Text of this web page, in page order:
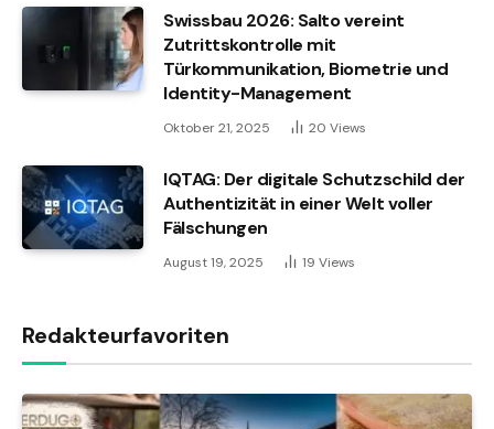
Swissbau 2026: Salto vereint
Zutrittskontrolle mit
Türkommunikation, Biometrie und
Identity-Management
Oktober 21, 2025 20 Views
IQTAG: Der digitale Schutzschild der
Authentizität in einer Welt voller
Fälschungen
August 19, 2025 19 Views
Redakteurfavoriten